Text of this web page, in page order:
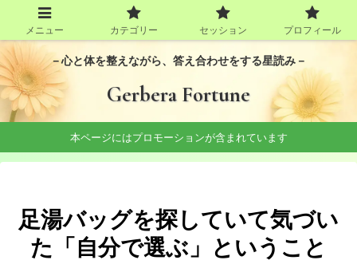
－心と体を整えながら、答え合わせをする星読み－
Gerbera Fortune
本ページにはプロモーションが含まれています
足湯バッグを探していて気づい
た「自分で選ぶ」ということ
メニュー カテゴリー セッション プロフィール